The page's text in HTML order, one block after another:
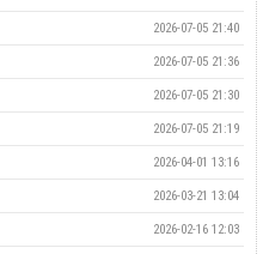
2026-07-05 21:40
2026-07-05 21:36
2026-07-05 21:30
2026-07-05 21:19
2026-04-01 13:16
2026-03-21 13:04
2026-02-16 12:03